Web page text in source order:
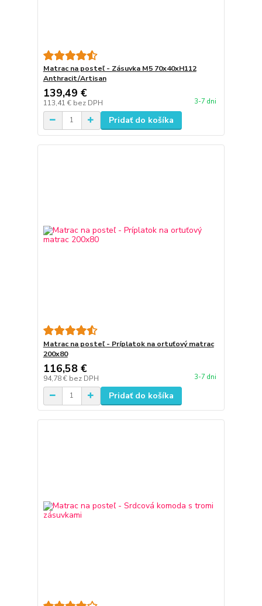
Matrac na posteľ - Zásuvka M5 70x40xH112
Anthracit/Artisan
139,49 €
113,41 € bez DPH 3-7 dni
Pridať do košíka
Matrac na posteľ - Príplatok na ortuťový matrac
200x80
116,58 €
94,78 € bez DPH 3-7 dni
Pridať do košíka